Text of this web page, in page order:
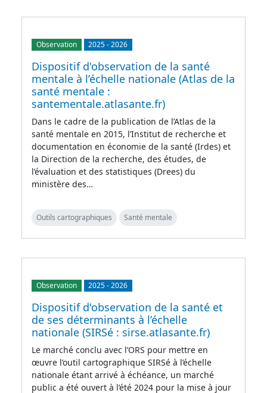
Observation 2025-2026
Dispositif d'observation de la santé
mentale à l’échelle nationale (Atlas de la
santé mentale :
santementale.atlasante.fr)
Dans le cadre de la publication de l’Atlas de la
santé mentale en 2015, l’Institut de recherche et
documentation en économie de la santé (Irdes) et
la Direction de la recherche, des études, de
l’évaluation et des statistiques (Drees) du
ministère des…
Outils cartographiques Santé mentale
Observation 2025-2026
Dispositif d'observation de la santé et
de ses déterminants à l’échelle
nationale (SIRSé : sirse.atlasante.fr)
Le marché conclu avec l’ORS pour mettre en
œuvre l’outil cartographique SIRSé à l’échelle
nationale étant arrivé à échéance, un marché
public a été ouvert à l’été 2024 pour la mise à jour